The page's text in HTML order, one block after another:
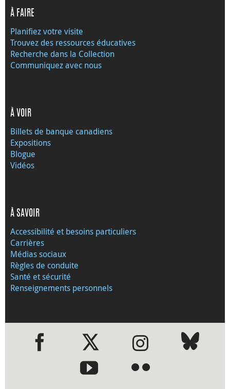
À FAIRE
Planifiez votre visite
Trouvez des ressources éducatives
Recherche dans la Collection
Communiquez avec nous
À VOIR
Billets de banque canadiens
Expositions
Blogue
Vidéos
À SAVOIR
Accessibilité et besoins particuliers
Carrières
Médias sociaux
Règles de conduite
Santé et sécurité
Renseignements personnels
●●